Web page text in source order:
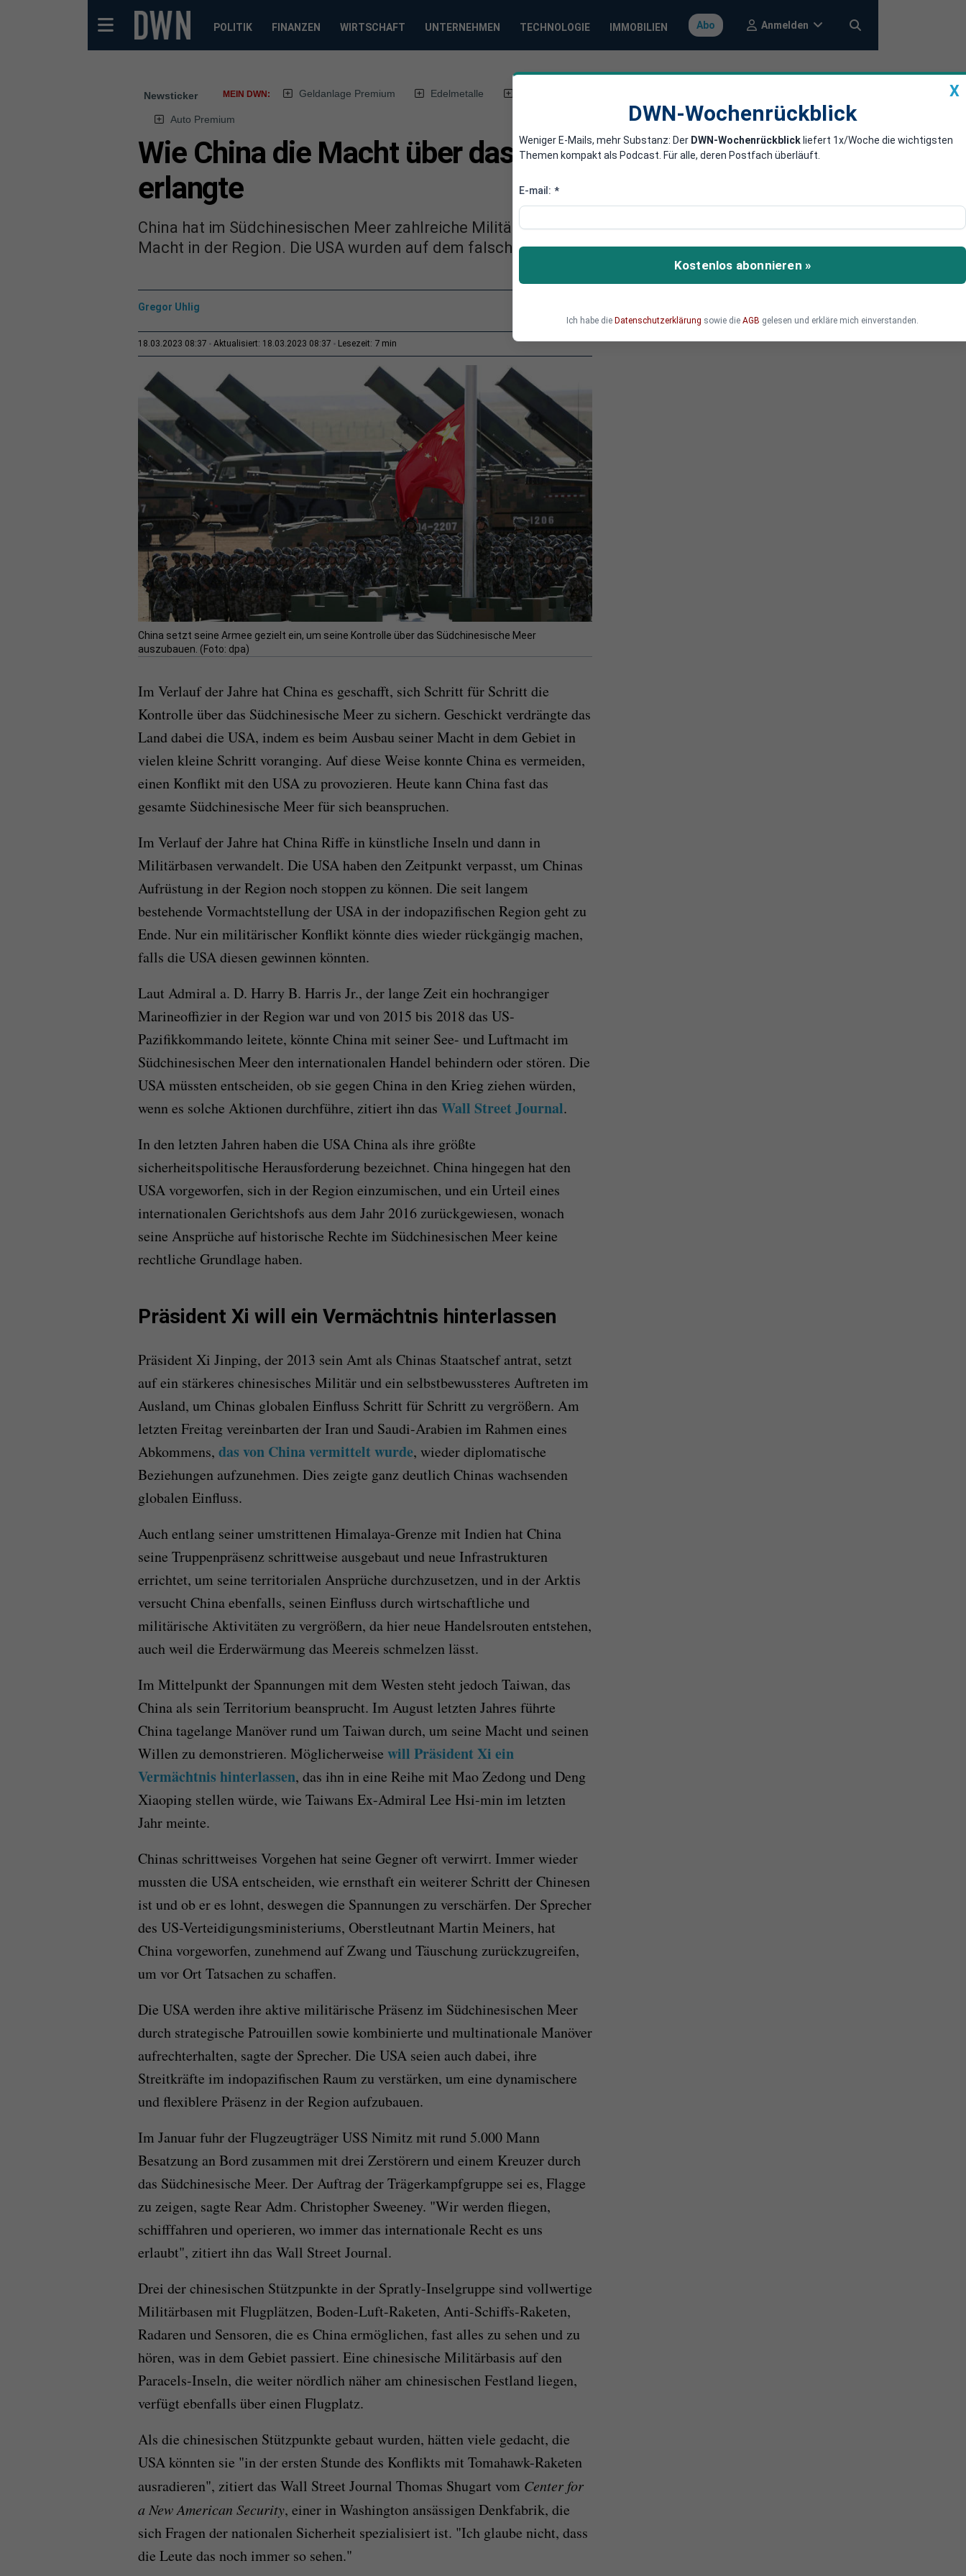
POLITIK FINANZEN WIRTSCHAFT UNTERNEHMEN TECHNOLOGIE IMMOBILIEN Abo Anmelden
Newsticker MEIN DWN: Geldanlage Premium Edelmetalle
Auto Premium
Wie China die Macht über das Südchinesische Meer
erlangte
China hat im Südchinesischen Meer zahlreiche Militärbasen errichtet und ist nun die dominante
Macht in der Region. Die USA wurden auf dem falschen Fuß erwischt.
Gregor Uhlig
18.03.2023 08:37 Aktualisiert: 18.03.2023 08:37 Lesezeit: 7 min
China setzt seine Armee gezielt ein, um seine Kontrolle über das Südchinesische Meer
auszubauen. (Foto: dpa)
Im Verlauf der Jahre hat China es geschafft, sich Schritt für Schritt die
Kontrolle über das Südchinesische Meer zu sichern. Geschickt verdrängte das
Land dabei die USA, indem es beim Ausbau seiner Macht in dem Gebiet in
vielen kleine Schritt voranging. Auf diese Weise konnte China es vermeiden,
einen Konflikt mit den USA zu provozieren. Heute kann China fast das
gesamte Südchinesische Meer für sich beanspruchen.
Im Verlauf der Jahre hat China Riffe in künstliche Inseln und dann in
Militärbasen verwandelt. Die USA haben den Zeitpunkt verpasst, um Chinas
Aufrüstung in der Region noch stoppen zu können. Die seit langem
bestehende Vormachtstellung der USA in der indopazifischen Region geht zu
Ende. Nur ein militärischer Konflikt könnte dies wieder rückgängig machen,
falls die USA diesen gewinnen könnten.
Laut Admiral a. D. Harry B. Harris Jr., der lange Zeit ein hochrangiger
Marineoffizier in der Region war und von 2015 bis 2018 das US-
Pazifikkommando leitete, könnte China mit seiner See- und Luftmacht im
Südchinesischen Meer den internationalen Handel behindern oder stören. Die
USA müssten entscheiden, ob sie gegen China in den Krieg ziehen würden,
wenn es solche Aktionen durchführe, zitiert ihn das Wall Street Journal.
In den letzten Jahren haben die USA China als ihre größte
sicherheitspolitische Herausforderung bezeichnet. China hingegen hat den
USA vorgeworfen, sich in der Region einzumischen, und ein Urteil eines
internationalen Gerichtshofs aus dem Jahr 2016 zurückgewiesen, wonach
seine Ansprüche auf historische Rechte im Südchinesischen Meer keine
rechtliche Grundlage haben.
Präsident Xi will ein Vermächtnis hinterlassen
Präsident Xi Jinping, der 2013 sein Amt als Chinas Staatschef antrat, setzt
auf ein stärkeres chinesisches Militär und ein selbstbewussteres Auftreten im
Ausland, um Chinas globalen Einfluss Schritt für Schritt zu vergrößern. Am
letzten Freitag vereinbarten der Iran und Saudi-Arabien im Rahmen eines
Abkommens, das von China vermittelt wurde, wieder diplomatische
Beziehungen aufzunehmen. Dies zeigte ganz deutlich Chinas wachsenden
globalen Einfluss.
Auch entlang seiner umstrittenen Himalaya-Grenze mit Indien hat China
seine Truppenpräsenz schrittweise ausgebaut und neue Infrastrukturen
errichtet, um seine territorialen Ansprüche durchzusetzen, und in der Arktis
versucht China ebenfalls, seinen Einfluss durch wirtschaftliche und
militärische Aktivitäten zu vergrößern, da hier neue Handelsrouten entstehen,
auch weil die Erderwärmung das Meereis schmelzen lässt.
Im Mittelpunkt der Spannungen mit dem Westen steht jedoch Taiwan, das
China als sein Territorium beansprucht. Im August letzten Jahres führte
China tagelange Manöver rund um Taiwan durch, um seine Macht und seinen
Willen zu demonstrieren. Möglicherweise will Präsident Xi ein
Vermächtnis hinterlassen, das ihn in eine Reihe mit Mao Zedong und Deng
Xiaoping stellen würde, wie Taiwans Ex-Admiral Lee Hsi-min im letzten
Jahr meinte.
Chinas schrittweises Vorgehen hat seine Gegner oft verwirrt. Immer wieder
mussten die USA entscheiden, wie ernsthaft ein weiterer Schritt der Chinesen
ist und ob er es lohnt, deswegen die Spannungen zu verschärfen. Der Sprecher
des US-Verteidigungsministeriums, Oberstleutnant Martin Meiners, hat
China vorgeworfen, zunehmend auf Zwang und Täuschung zurückzugreifen,
um vor Ort Tatsachen zu schaffen.
Die USA werden ihre aktive militärische Präsenz im Südchinesischen Meer
durch strategische Patrouillen sowie kombinierte und multinationale Manöver
aufrechterhalten, sagte der Sprecher. Die USA seien auch dabei, ihre
Streitkräfte im indopazifischen Raum zu verstärken, um eine dynamischere
und flexiblere Präsenz in der Region aufzubauen.
Im Januar fuhr der Flugzeugträger USS Nimitz mit rund 5.000 Mann
Besatzung an Bord zusammen mit drei Zerstörern und einem Kreuzer durch
das Südchinesische Meer. Der Auftrag der Trägerkampfgruppe sei es, Flagge
zu zeigen, sagte Rear Adm. Christopher Sweeney. "Wir werden fliegen,
schifffahren und operieren, wo immer das internationale Recht es uns
erlaubt", zitiert ihn das Wall Street Journal.
Drei der chinesischen Stützpunkte in der Spratly-Inselgruppe sind vollwertige
Militärbasen mit Flugplätzen, Boden-Luft-Raketen, Anti-Schiffs-Raketen,
Radaren und Sensoren, die es China ermöglichen, fast alles zu sehen und zu
hören, was in dem Gebiet passiert. Eine chinesische Militärbasis auf den
Paracels-Inseln, die weiter nördlich näher am chinesischen Festland liegen,
verfügt ebenfalls über einen Flugplatz.
Als die chinesischen Stützpunkte gebaut wurden, hätten viele gedacht, die
USA könnten sie "in der ersten Stunde des Konflikts mit Tomahawk-Raketen
ausradieren", zitiert das Wall Street Journal Thomas Shugart vom Center for
a New American Security, einer in Washington ansässigen Denkfabrik, die
sich Fragen der nationalen Sicherheit spezialisiert ist. "Ich glaube nicht, dass
die Leute das noch immer so sehen."
X
DWN-Wochenrückblick
Weniger E-Mails, mehr Substanz: Der DWN-Wochenrückblick liefert 1x/Woche die wichtigsten
Themen kompakt als Podcast. Für alle, deren Postfach überläuft.
E-mail: *
Kostenlos abonnieren »
Ich habe die Datenschutzerklärung sowie die AGB gelesen und erkläre mich einverstanden.